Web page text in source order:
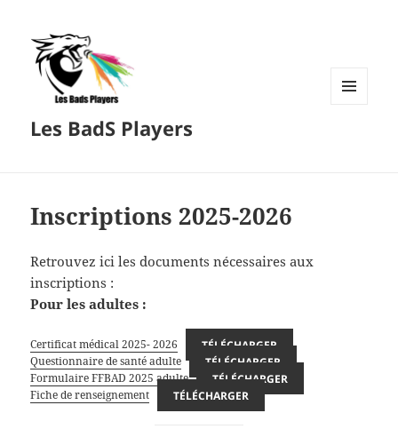
Les BadS Players
Inscriptions 2025-2026
Retrouvez ici les documents nécessaires aux
inscriptions :
Pour les adultes :
Certificat médical 2025- 2026
TÉLÉCHARGER
Questionnaire de santé adulte
TÉLÉCHARGER
Formulaire FFBAD 2025 adulte
TÉLÉCHARGER
Fiche de renseignement
TÉLÉCHARGER